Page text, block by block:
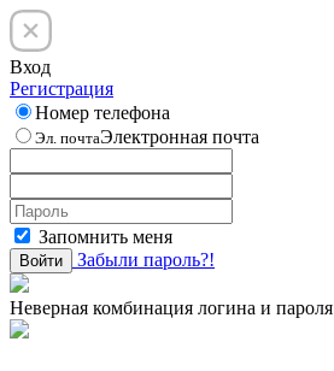
Вход
Регистрация
Номер телефона
Эл. почтаЭлектронная почта
Запомнить меня
Войти Забыли пароль?!
Неверная комбинация логина и пароля